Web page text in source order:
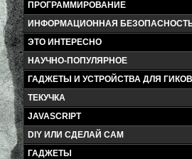
ПРОГРАММИРОВАНИЕ
ИНФОРМАЦИОННАЯ
ЭТО ИНТЕРЕСНО
НАУЧНО-ПОПУЛЯРНОЕ
ГАДЖЕТЫ И УСТРОЙСТВА ДЛЯ ГИКОВ
ТЕКУЧКА
JAVASCRIPT
DIY ИЛИ СДЕЛАЙ САМ
ГАДЖЕТЫ